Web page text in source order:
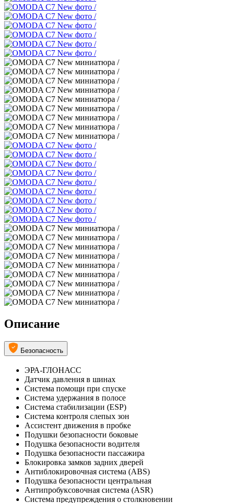
Описание
Безопасность
ЭРА-ГЛОНАСС
Датчик давления в шинах
Система помощи при спуске
Система удержания в полосе
Система стабилизации (ESP)
Система контроля слепых зон
Ассистент движения в пробке
Подушки безопасности боковые
Подушка безопасности водителя
Подушка безопасности пассажира
Блокировка замков задних дверей
Антиблокировочная система (ABS)
Подушка безопасности центральная
Антипробуксовочная система (ASR)
Система предупреждения о столкновении